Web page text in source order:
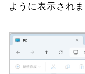
ように表示されま